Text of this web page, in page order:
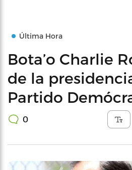
Última Hora
Bota’o Charlie
de la
Partido
0